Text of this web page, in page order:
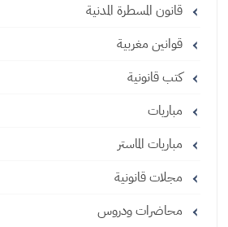
قانون المسطرة المدنية
قوانين مغربية
كتب قانونية
مباريات
مباريات الماستر
مجلات قانونية
محاضرات ودروس